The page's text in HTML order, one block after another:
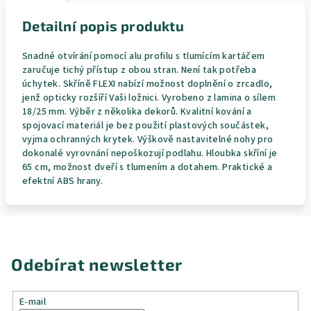
Detailní popis produktu
Snadné otvírání pomocí alu profilu s tlumícím kartáčem
zaručuje tichý přístup z obou stran. Není tak potřeba
úchytek. Skříně FLEXI nabízí možnost doplnění o zrcadlo,
jenž opticky rozšíří Vaši ložnici. Vyrobeno z lamina o sílem
18/25 mm. Výběr z několika dekorů. Kvalitní kování a
spojovací materiál je bez použití plastových součástek,
vyjma ochranných krytek. Výškově nastavitelné nohy pro
dokonalé vyrovnání nepoškozují podlahu. Hloubka skříní je
65 cm, možnost dveří s tlumením a dotahem. Praktické a
efektní ABS hrany.
Odebírat newsletter
E-mail